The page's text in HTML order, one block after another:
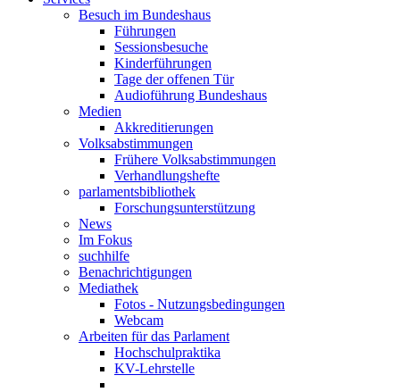
Besuch im Bundeshaus
Führungen
Sessionsbesuche
Kinderführungen
Tage der offenen Tür
Audioführung Bundeshaus
Medien
Akkreditierungen
Volksabstimmungen
Frühere Volksabstimmungen
Verhandlungshefte
parlamentsbibliothek
Forschungsunterstützung
News
Im Fokus
suchhilfe
Benachrichtigungen
Mediathek
Fotos - Nutzungsbedingungen
Webcam
Arbeiten für das Parlament
Hochschulpraktika
KV-Lehrstelle